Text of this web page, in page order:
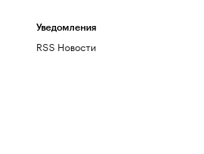
Уведомления
RSS Новости